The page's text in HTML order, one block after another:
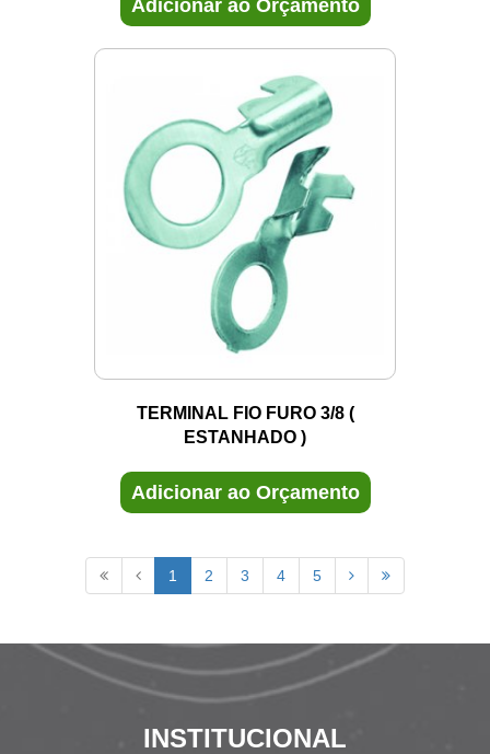
Adicionar ao Orçamento
TERMINAL FIO FURO 3/8 (
ESTANHADO )
Adicionar ao Orçamento
1 2 3 4 5
INSTITUCIONAL